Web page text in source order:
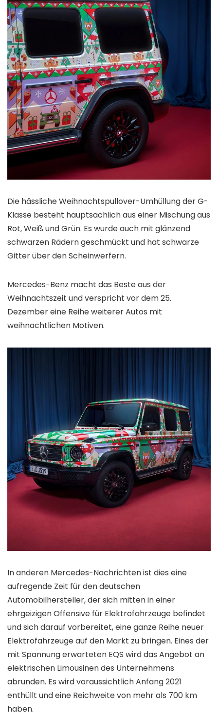
Die hässliche Weihnachtspullover-Umhüllung der G-
Klasse besteht hauptsächlich aus einer Mischung aus
Rot, Weiß und Grün. Es wurde auch mit glänzend
schwarzen Rädern geschmückt und hat schwarze
Gitter über den Scheinwerfern.
Mercedes-Benz macht das Beste aus der
Weihnachtszeit und verspricht vor dem 25.
Dezember eine Reihe weiterer Autos mit
weihnachtlichen Motiven.
In anderen Mercedes-Nachrichten ist dies eine
aufregende Zeit für den deutschen
Automobilhersteller, der sich mitten in einer
ehrgeizigen Offensive für Elektrofahrzeuge befindet
und sich darauf vorbereitet, eine ganze Reihe neuer
Elektrofahrzeuge auf den Markt zu bringen. Eines der
mit Spannung erwarteten EQS wird das Angebot an
elektrischen Limousinen des Unternehmens
abrunden. Es wird voraussichtlich Anfang 2021
enthüllt und eine Reichweite von mehr als 700 km
haben.